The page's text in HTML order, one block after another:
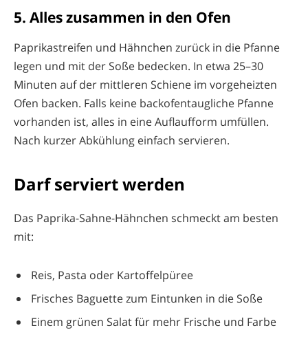
5. Alles zusammen in den Ofen
Paprikastreifen und Hähnchen zurück in die Pfanne
legen und mit der Soße bedecken. In etwa 25–30
Minuten auf der mittleren Schiene im vorgeheizten
Ofen backen. Falls keine backofentaugliche Pfanne
vorhanden ist, alles in eine Auflaufform umfüllen.
Nach kurzer Abkühlung einfach servieren.
Darf serviert werden
Das Paprika-Sahne-Hähnchen schmeckt am besten
mit:
Reis, Pasta oder Kartoffelpüree
Frisches Baguette zum Eintunken in die Soße
Einem grünen Salat für mehr Frische und Farbe